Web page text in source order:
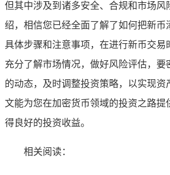
但其中涉及到诸多安全、合规和市场风
绍，相信您已经全面了解了如何把新币
具体步骤和注意事项，在进行新币交易
充分了解市场情况，做好风险评估，要
的动态，及时调整投资策略，以实现
文能为您在加密货币领域的投资之路提
得良好的投资收益。
相关阅读：